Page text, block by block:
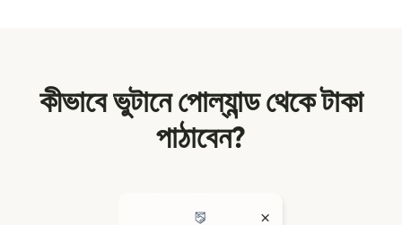
কীভাবে ভুটানে পোল্যান্ড থেকে টাকা
পাঠাবেন?